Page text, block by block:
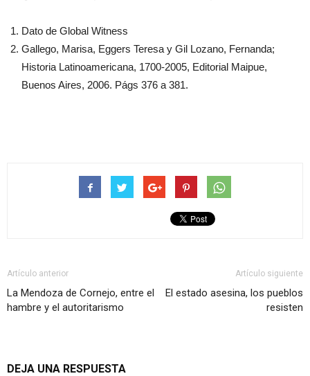
Dato de Global Witness
Gallego, Marisa, Eggers Teresa y Gil Lozano, Fernanda;
Historia Latinoamericana, 1700-2005, Editorial Maipue,
Buenos Aires, 2006. Págs 376 a 381.
Artículo anterior
La Mendoza de Cornejo, entre el
hambre y el autoritarismo
Artículo siguiente
El estado asesina, los pueblos
resisten
DEJA UNA RESPUESTA